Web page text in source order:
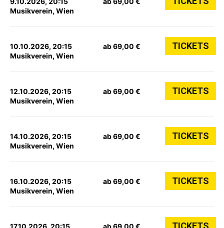
Musikverein, Wien
10.10.2026, 20:15
Musikverein, Wien
ab 69,00 € TICKETS
12.10.2026, 20:15
Musikverein, Wien
ab 69,00 € TICKETS
14.10.2026, 20:15
Musikverein, Wien
ab 69,00 € TICKETS
16.10.2026, 20:15
Musikverein, Wien
ab 69,00 € TICKETS
17.10.2026, 20:15 ab 69,00 € TICKETS